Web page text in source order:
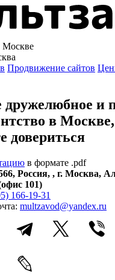
Москве
Продвижение сайтов
и
в
довериться
в формате .pdf
, Россия, , г. Москва,
101)
166-19-31
multzavod@yandex.ru